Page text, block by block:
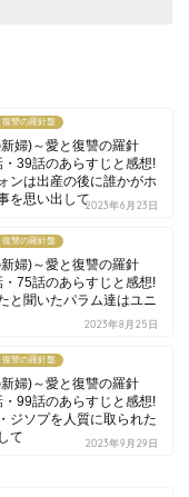
讐の羅針盤
婦)～愛と復讐の羅針
39話のあらすじと感想!
ンは出産の後に誰かがホ
を思い出して2023年6月23日
讐の羅針盤
婦)～愛と復讐の羅針
75話のあらすじと感想!
と聞いたパラム達はユニ
2023年8月25日
讐の羅針盤
婦)～愛と復讐の羅針
99話のあらすじと感想!
ジソプを人質に取られた
て
2023年9月29日